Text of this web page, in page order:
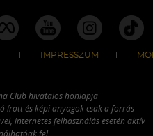
IMPRESSZUM
Club hivatalos honlapja
írott és képi anyagok csak a forrás
internetes felhasználás esetén aktív
fel.